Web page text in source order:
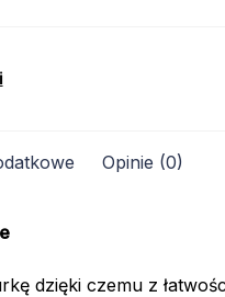
Opinie (0)
dzięki czemu z